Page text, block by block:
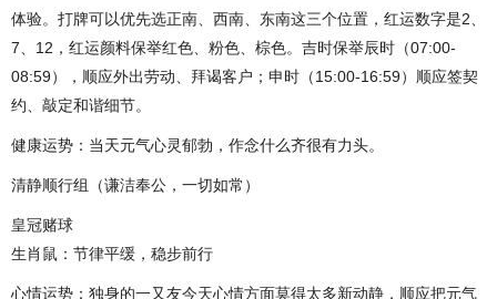
体验。打牌可以优先选正南、西南、东南这三个位置，红运数字是2、
7、12，红运颜料保举红色、粉色、棕色。吉时保举辰时（07:00-
08:59），顺应外出劳动、拜谒客户；申时（15:00-16:59）顺应签契
约、敲定和谐细节。
健康运势：当天元气心灵郁勃，作念什么齐很有力头。
清静顺行组（谦洁奉公，一切如常）
皇冠赌球
生肖鼠：节律平缓，稳步前行
心情运势：独身的一又友今天心情方面莫得太多新动静，顺应把元气